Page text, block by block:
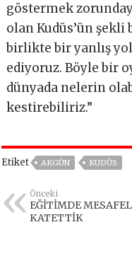
göstermek
olan Kudüs’ün
birlikte bir yanlış
ediyoruz. Böyle bir
dünyada nelerin
kestirebiliriz.”
Etiket AKGÜN KUDÜS
Önceki
EĞİTİMDE
KATETTİK